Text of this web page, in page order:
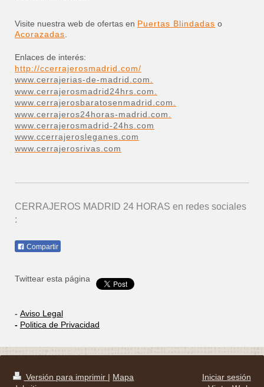
Visite nuestra web de ofertas en Puertas Blindadas o
Acorazadas
Enlaces de interés:
http://ccerrajerosmadrid.com/
www.cerrajerias-de-madrid.com.
www.cerrajerosmadrid24hrs.com.
www.cerrajerosbaratosenmadrid.com.
www.cerrajeros24horas-madrid.com.
www.cerrajerosmadrid-24hs.com
www.ccerrajerosleganes.com
www.cerrajerosrivas.com
CERRAJEROS MADRID 24 HORAS en redes sociales
:
Compartir
Twittear esta página
- Aviso Legal
- Politica de Privacidad
Versión para imprimir | Mapa
Iniciar sesión